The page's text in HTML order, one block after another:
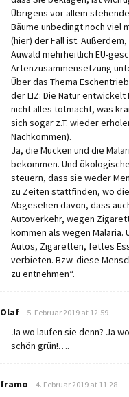
Übrigens vor allem
Bäume unbedingt noch viel
(hier) der Fall ist.
Auwald mehrheitlich EU-
Artenzusammensetzung
Über das Thema
der LIZ: Die Natur
nicht alles totmacht, was
sich sogar z.T. wieder
Nachkommen).
Ja, die Mücken und die
bekommen. Und
steuern, dass sie weder
zu Zeiten stattfinden, wo
Abgesehen davon, dass
Autoverkehr, wegen
kommen als wegen
Autos, Zigaretten, fettes
verbieten. Bzw. diese
zu entnehmen“.
Olaf says:
5. Februar 2019 at 12:59
Ja wo laufen sie denn? Ja
schön grün!….
framo says:
4. Februar 2019 at 11:28